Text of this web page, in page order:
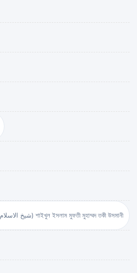
(شيخ الاسلام مفتي محمد تقي عثماني) শাইখুল ইসলাম মুফতী মুহাম্মদ তকী উসমানী